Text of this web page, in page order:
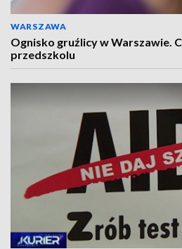
WARSZAWA
Ognisko gruźlicy w Warszawie.
przedszkolu